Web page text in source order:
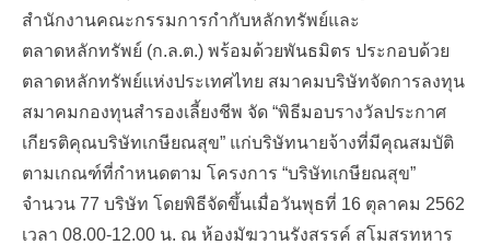
สำนักงานคณะกรรมการกำกับหลักทรัพย์และ
ตลาดหลักทรัพย์ (ก.ล.ต.) พร้อมด้วยพันธมิตร ประกอบด้วย
ตลาดหลักทรัพย์แห่งประเทศไทย สมาคมบริษัทจัดการลงทุน
สมาคมกองทุนสำรองเลี้ยงชีพ จัด “พิธีมอบรางวัลประกาศ
เกียรติคุณบริษัทเกษียณสุข” แก่บริษัทนายจ้างที่มีคุณสมบัติ
ตามเกณฑ์ที่กำหนดตาม โครงการ “บริษัทเกษียณสุข”
จำนวน 77 บริษัท โดยพิธีจัดขึ้นเมื่อวันพุธที่ 16 ตุลาคม 2562
เวลา 08.00-12.00 น. ณ ห้องมัฆวานรังสรรค์ สโมสรทหาร